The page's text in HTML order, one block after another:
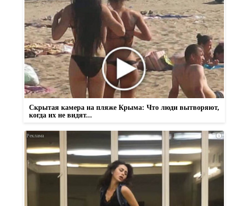
Скрытая камера на пляже Крыма: Что люди вытворяют,
когда их не видят...
i